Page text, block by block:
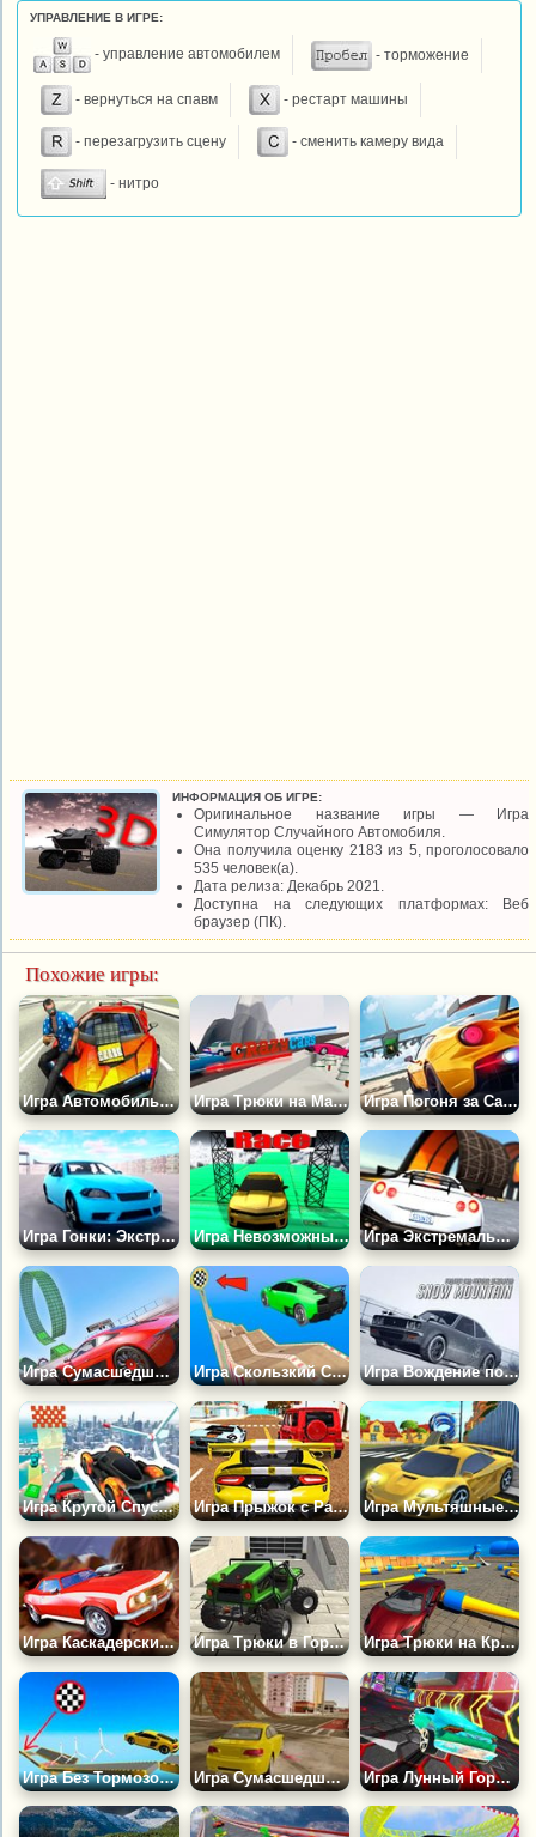
УПРАВЛЕНИЕ В ИГРЕ:
- управление автомобилем - торможение
- вернуться на спавм - рестарт машины
- перезагрузить сцену - сменить камеру вида
- нитро
ИНФОРМАЦИЯ ОБ ИГРЕ:
Оригинальное название игры — Игра
Симулятор Случайного Автомобиля.
Она получила оценку 2183 из 5, проголосовало
535 человек(а).
Дата релиза: Декабрь 2021.
Доступна на следующих платформах: Веб
браузер (ПК).
Похожие игры:
Игра Автомобильные Трюки и Прыжки на Небе Игра Трюки на Машинах: Прыжки на Дальность Игра Погоня за Самолетом
Игра Гонки: Экстремальные Трюки 2 Игра Невозможные Трюковые Трассы Игра Экстремальные Автотрюки 2
Игра Сумасшедшие Автомобильные Трюки в Бионическом Мире Игра Скользкий Cпуск Игра Вождение по Снежных Горах
Игра Крутой Спуск ГТА Игра Прыжок с Рампы на Тачке Игра Мультяшные Машины: Трюки на Двоих
Игра Каскадерский Автомобиль Игра Трюки в Городе Мейя Игра Трюки на Крутых Спорткарах
Игра Без Тормозов: Гонки в Небе Игра Сумасшедшие Авто Трюки Игра Лунный Город: Трюки Машин